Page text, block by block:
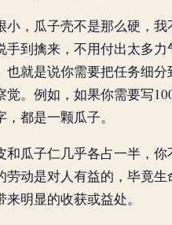
，瓜子壳不是那么硬，我
手到擒来，不用付出太多
也就是说你需要把任务细
觉。例如，如果你需要写
都是一颗瓜子。
瓜子仁几乎各占一半，你
劳动是对人有益的，毕竟
明显的收获或益处。